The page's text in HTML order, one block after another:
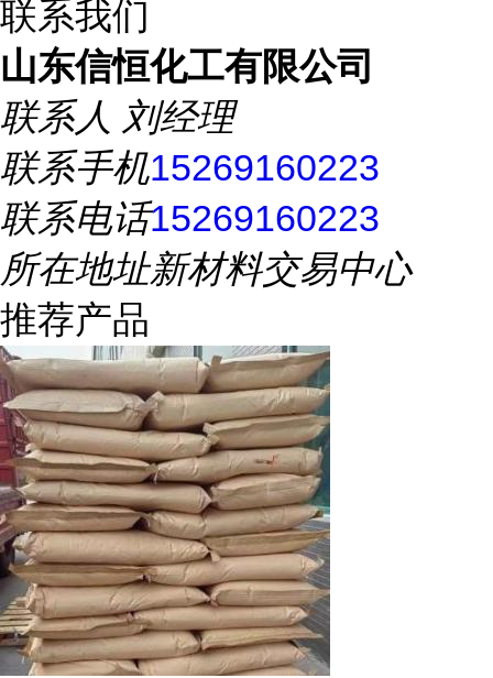
联系我们
山东信恒化工有限公司
联系人 刘经理
联系手机15269160223
联系电话15269160223
所在地址新材料交易中心
推荐产品